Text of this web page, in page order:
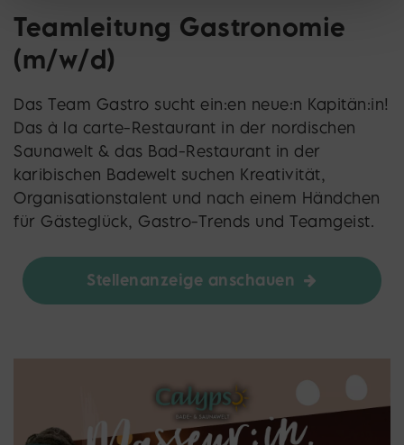
Teamleitung Gastronomie
(m/w/d)
Das Team Gastro sucht ein:en neue:n Kapitän:in!
Das à la carte-Restaurant in der nordischen
Saunawelt & das Bad-Restaurant in der
karibischen Badewelt suchen Kreativität,
Organisationstalent und nach einem Händchen
für Gästeglück, Gastro-Trends und Teamgeist.
Stellenanzeige anschauen